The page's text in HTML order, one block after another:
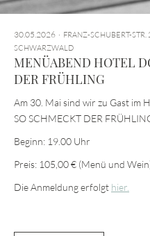
30.05.2026
FRANZ-SCHUBERT-
SCHWARZWALD
MENÜABEND HOTEL
DER FRÜHLING
Am 30. Mai sind wir zu Gast im
SO SCHMECKT DER
Beginn: 19.00 Uhr
Preis: 105,00 € (Menü und
Die Anmeldung erfolgt hier.